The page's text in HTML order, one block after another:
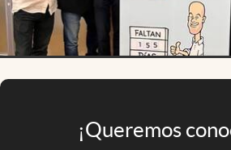
Mediakit
abre en nueva pestaña
Argentina
¡Queremos